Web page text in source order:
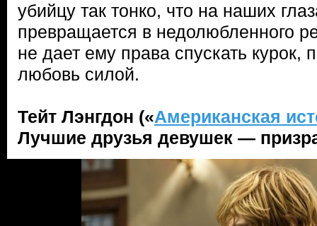
убийцу так тонко, что на наших
превращается в недолюбленного
не дает ему права спускать курок,
любовь силой.
Тейт Лэнгдон («Американская
Лучшие друзья девушек —